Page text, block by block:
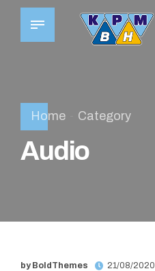
Home Category
Audio
by BoldThemes 21/08/2020